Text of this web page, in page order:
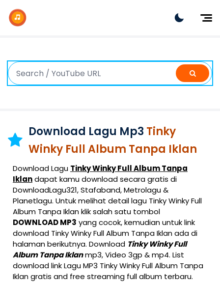
Dangdut
Indonesia
K-Pop
Download Lagu Mp3 Tinky
Winky Full Album Tanpa Iklan
Download Lagu Tinky Winky Full Album Tanpa
Iklandapat kamu download secara gratis di
DownloadLagu321, Stafaband, Metrolagu &
Planetlagu. Untuk melihat detail lagu Tinky Winky Full
Album Tanpa Iklan klik salah satu tombol
DOWNLOAD MP3 yang cocok, kemudian untuk link
download Tinky Winky Full Album Tanpa Iklan ada di
halaman berikutnya. Download Tinky Winky Full
Album Tanpa Iklanmp3, Video 3gp & mp4. List
download link Lagu MP3 Tinky Winky Full Album Tanpa
Iklan gratis and free streaming full album terbaru.